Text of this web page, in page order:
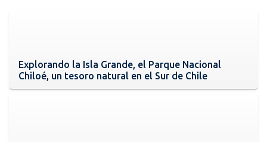
Explorando la Isla Grande, el Parque Nacional
Chiloé, un tesoro natural en el Sur de Chile